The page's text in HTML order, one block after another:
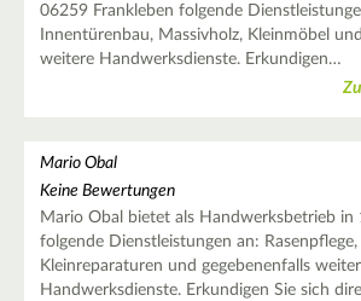
06259 Frankleben folgende
Innentürenbau, Massivholz, Kleinmöbel
weitere Handwerksdienste. Erkundigen…
Mario Obal
Keine Bewertungen
Mario Obal bietet als Handwerksbetrieb in
folgende Dienstleistungen an: Rasenpflege,
Kleinreparaturen und gegebenenfalls
Handwerksdienste. Erkundigen Sie sich